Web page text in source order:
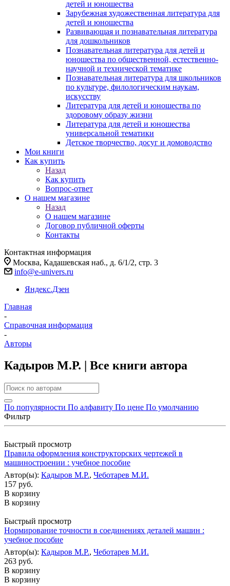
детей и юношества
Зарубежная художественная литература для
детей и юношества
Развивающая и познавательная литература
для дошкольников
Познавательная литература для детей и
юношества по общественной, естественно-
научной и технической тематике
Познавательная литература для школьников
по культуре, филологическим наукам,
искусству
Литература для детей и юношества по
здоровому образу жизни
Литература для детей и юношества
универсальной тематики
Детское творчество, досуг и домоводство
Мои книги
Как купить
Назад
Как купить
Вопрос-ответ
О нашем магазине
Назад
О нашем магазине
Договор публичной оферты
Контакты
Контактная информация
Москва, Кадашевская наб., д. 6/1/2, стр. 3
info@e-univers.ru
Яндекс.Дзен
Главная
-
Справочная информация
-
Авторы
Кадыров М.Р. | Все книги автора
По популярности По алфавиту По цене По умолчанию
Фильтр
Быстрый просмотр
Правила оформления конструкторских чертежей в
машиностроении : учебное пособие
Автор(ы): Кадыров М.Р., Чеботарев М.И.
157 руб.
В корзину
В корзину
Быстрый просмотр
Нормирование точности в соединениях деталей машин :
учебное пособие
Автор(ы): Кадыров М.Р., Чеботарев М.И.
263 руб.
В корзину
В корзину